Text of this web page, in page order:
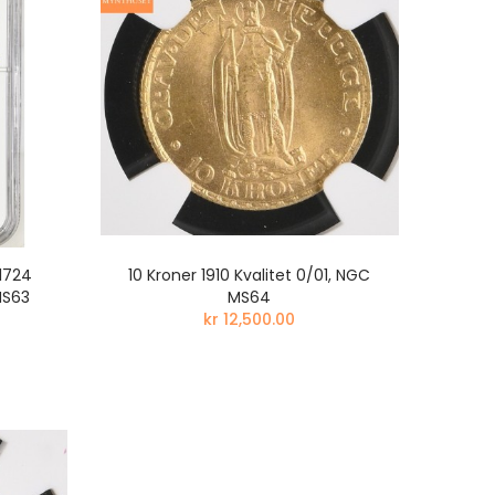
10 Kroner 1910 Kvalitet 0/01, NGC
MS64
kr 12,500.00
og